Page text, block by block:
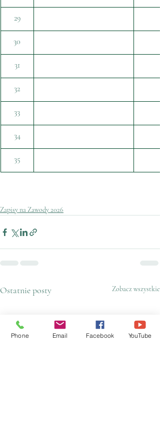
29
30
31
32
33
34
35
Zapisy na Zawody 2026
Ostatnie posty Zobacz wszystkie
Phone Email Facebook YouTube